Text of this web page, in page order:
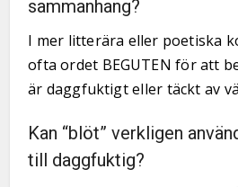
sammanhang?
I mer litterära eller poetiska
ofta ordet BEGUTEN för att
är daggfuktigt eller täckt av
Kan “blöt” verkligen
till daggfuktig?